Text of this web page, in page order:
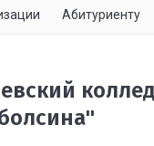
Абитуриенту